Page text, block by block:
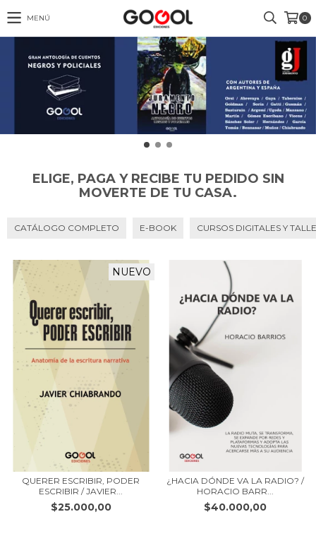
MENÚ 0
ELIGE, PAGA Y RECIBE TU PEDIDO SIN
MOVERTE DE TU CASA.
CATÁLOGO COMPLETO E-BOOK CURSOS DIGITALES Y
NUEVO
QUERER ESCRIBIR, PODER
ESCRIBIR / JAVIER...
$25.000,00
¿HACIA DÓNDE VA LA RADIO? /
HORACIO BARR...
$40.000,00